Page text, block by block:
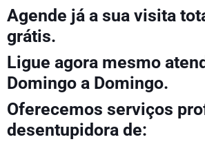
Agende já a sua visita
grátis.
Ligue agora mesmo
Domingo a Domingo.
Oferecemos serviços
desentupidora de: